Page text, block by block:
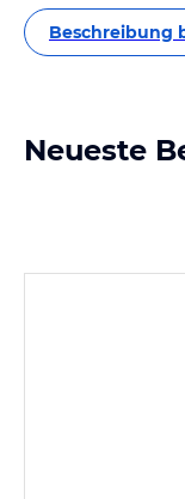
Beschreibung
Neueste